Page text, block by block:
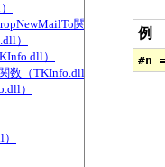
関数（TKInfo.dll
）
）
数（TKInfo.dll）
）
例